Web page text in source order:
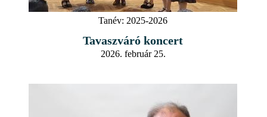
Tanév: 2025-2026
Tavaszváró koncert
2026. február 25.